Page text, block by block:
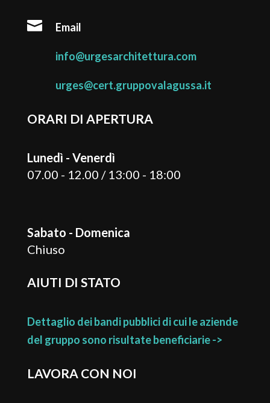
 Email
info@urgesarchitettura.com
urges@cert.gruppovalagussa.it
ORARI DI APERTURA
Lunedì - Venerdì
07.00 - 12.00 / 13:00 - 18:00
Sabato - Domenica
Chiuso
AIUTI DI STATO
Dettaglio dei bandi pubblici di cui le aziende
del gruppo sono risultate beneficiarie ->
LAVORA CON NOI